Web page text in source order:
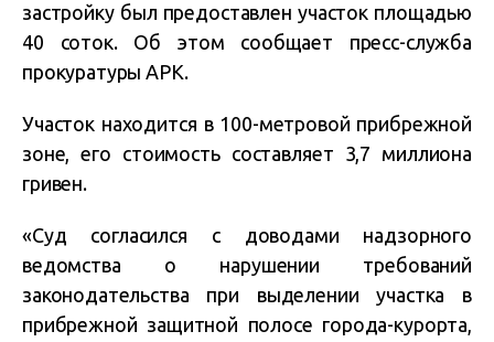
застройку был предоставлен участок площадью
40 соток. Об этом сообщает пресс-служба
прокуратуры АРК.
Участок находится в 100-метровой прибрежной
зоне, его стоимость составляет 3,7 миллиона
гривен.
«Суд согласился с доводами надзорного
ведомства о нарушении требований
законодательства при выделении участка в
прибрежной защитной полосе города-курорта,